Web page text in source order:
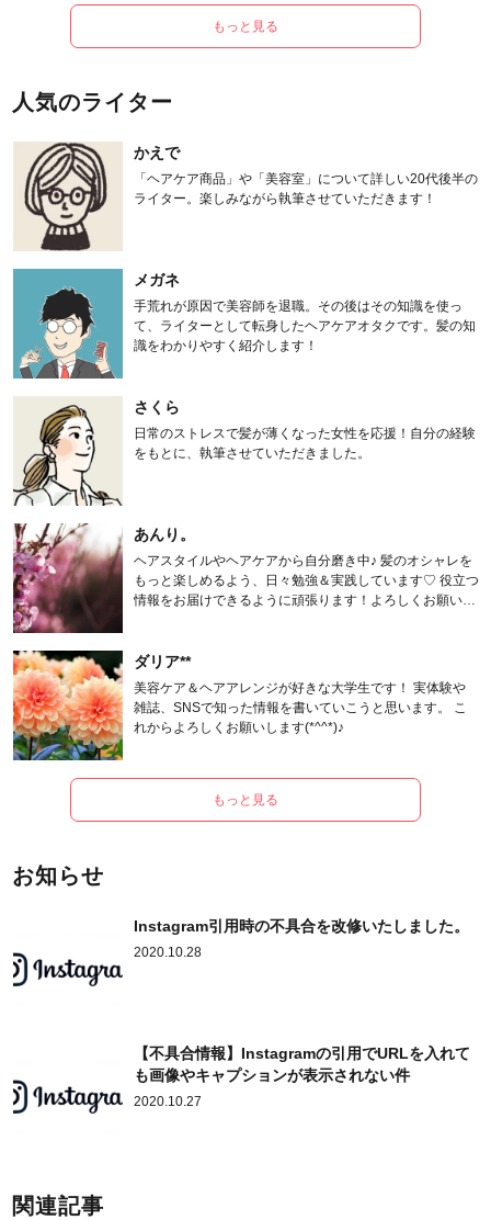
もっと見る
人気のライター
かえで
「ヘアケア商品」や「美容室」について詳しい20代後半の
ライター。楽しみながら執筆させていただきます！
メガネ
手荒れが原因で美容師を退職。その後はその知識を使っ
て、ライターとして転身したヘアケアオタクです。髪の知
識をわかりやすく紹介します！
さくら
日常のストレスで髪が薄くなった女性を応援！自分の経験
をもとに、執筆させていただきました。
あんり。
ヘアスタイルやヘアケアから自分磨き中♪ 髪のオシャレを
もっと楽しめるよう、日々勉強＆実践しています♡ 役立つ
情報をお届けできるように頑張ります！よろしくお願いし
ダリア**
美容ケア＆ヘアアレンジが好きな大学生です！ 実体験や
雑誌、SNSで知った情報を書いていこうと思います。 こ
れからよろしくお願いします(*^^*)♪
もっと見る
お知らせ
Instagram引用時の不具合を改修いたしました。
2020.10.28
【不具合情報】Instagramの引用でURLを入れて
も画像やキャプションが表示されない件
2020.10.27
関連記事